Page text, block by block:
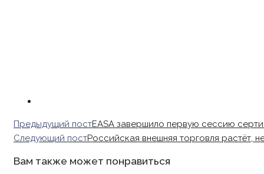
Read
more
Предыдущий постEASA завершило первую сессию
Следующий постРоссийская внешняя торговля растёт,
Вам также может понравиться